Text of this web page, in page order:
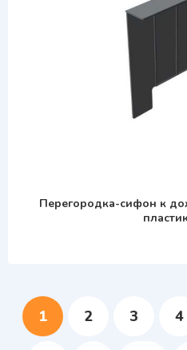
Перегородка-сифон к
1 2 3 4